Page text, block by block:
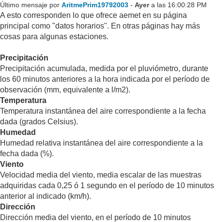
Último mensaje por AritmePrim19792003 - Ayera las 16:00:28 PM
A esto corresponden lo que ofrece aemet en su página
principal como "datos horarios". En otras páginas hay más
cosas para algunas estaciones.
Precipitación
Precipitación acumulada, medida por el pluviómetro, durante
los 60 minutos anteriores a la hora indicada por el período de
observación (mm, equivalente a l/m2).
Temperatura
Temperatura instantánea del aire correspondiente a la fecha
dada (grados Celsius).
Humedad
Humedad relativa instantánea del aire correspondiente a la
fecha dada (%).
Viento
Velocidad media del viento, media escalar de las muestras
adquiridas cada 0,25 ó 1 segundo en el período de 10 minutos
anterior al indicado (km/h).
Dirección
Dirección media del viento, en el período de 10 minutos